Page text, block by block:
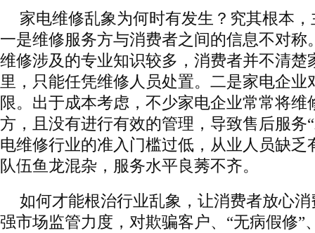
家电维修乱象为何时有发生？究其根本
一是维修服务方与消费者之间的信息不对称
维修涉及的专业知识较多，消费者并不清楚
里，只能任凭维修人员处置。二是家电企业
限。出于成本考虑，不少家电企业常常将维
方，且没有进行有效的管理，导致售后服务
电维修行业的准入门槛过低，从业人员缺乏
队伍鱼龙混杂，服务水平良莠不齐。
如何才能根治行业乱象，让消费者放心
强市场监管力度，对欺骗客户、“无病假修”